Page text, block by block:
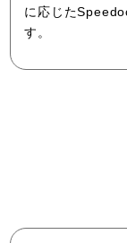
に応じた
す。